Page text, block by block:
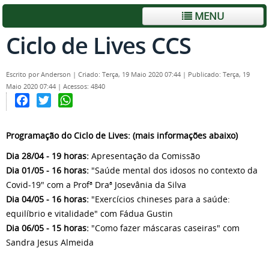
MENU
Ciclo de Lives CCS
Escrito porAnderson | Criado: Terça, 19 Maio 2020 07:44 | Publicado: Terça, 19
Maio 2020 07:44 | Acessos: 4840
Programação do Ciclo de Lives: (mais informações abaixo)
Dia 28/04 - 19 horas: Apresentação da Comissão
Dia 01/05 - 16 horas: "Saúde mental dos idosos no contexto da
Covid-19" com a Profª Draª Josevânia da Silva
Dia 04/05 - 16 horas: "Exercícios chineses para a saúde:
equilíbrio e vitalidade" com Fádua Gustin
Dia 06/05 - 15 horas: "Como fazer máscaras caseiras" com
Sandra Jesus Almeida